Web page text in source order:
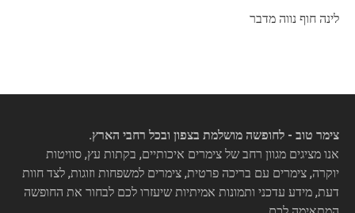
לינה חוף נווה מדבר
צימר טוב - לחופשה מושלמת בצפון ובכל רחבי הארץ.
אנו מציגים מגוון רחב של צימרים איכותיים, בקתות עץ, סוויטות
יוקרה, צימרים עם בריכה פרטית, צימרים למשפחות וזוגות, לצד חוות
דעת, מידע עדכני ותמונות אמיתיות שיעזרו לכם לבחור את החופשה